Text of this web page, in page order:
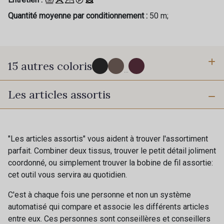
Quantité moyenne par conditionnement : 50 m;
15 autres coloris ...
15 - Noir
3872 - Ciel 929 - Marine foncé
927 - Marine Clair 1684 - Bourgogne
Les articles assortis
"Les articles assortis" vous aident à trouver l'assortiment
parfait. Combiner deux tissus, trouver le petit détail joliment
coordonné, ou simplement trouver la bobine de fil assortie:
cet outil vous servira au quotidien.
C'est à chaque fois une personne et non un système
automatisé qui compare et associe les différents articles
entre eux. Ces personnes sont conseillères et conseillers
Cadeau : 10% offerts sur votre
commande !
Pour vous, couture rime avec détente ?
Vous aimez les beaux tissus ?